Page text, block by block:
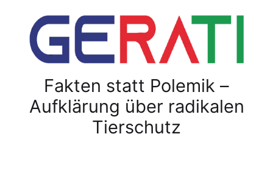
Fakten statt Polemik –
Aufklärung über radikalen
Tierschutz